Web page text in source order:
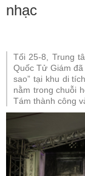
nhạc
Tối 25-8, Trung
Quốc Tử Giám
sao” tại khu di
nằm trong chuỗi
Tám thành công